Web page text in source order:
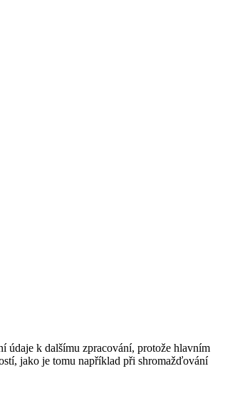
údaje k dalšímu zpracování, protože hlavním
jako je tomu například při shromažďování